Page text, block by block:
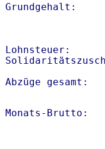
Lohnsteuer:
Abzüge
Monats-